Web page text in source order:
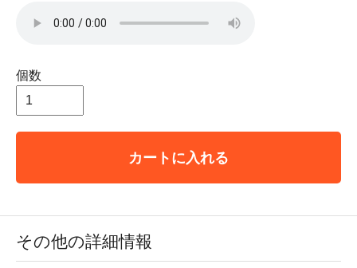
個数
カートに入れる
その他の詳細情報